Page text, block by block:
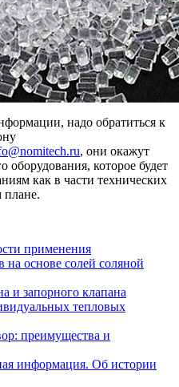
надо обратиться к
, они окажут
которое будет
как в части технических
плане.
применения
на основе солей соляной
и запорного клапана
тепловых
преимущества и
информация. Об истории